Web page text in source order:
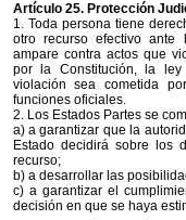
Artículo 25. Protección
1. Toda persona tiene
otro recurso efectivo ante
ampare contra actos que
por la Constitución, la
violación sea cometida
funciones oficiales.
2. Los Estados Partes se
a) a garantizar que la
Estado decidirá sobre los
recurso;
b) a desarrollar las
c) a garantizar el
decisión en que se haya